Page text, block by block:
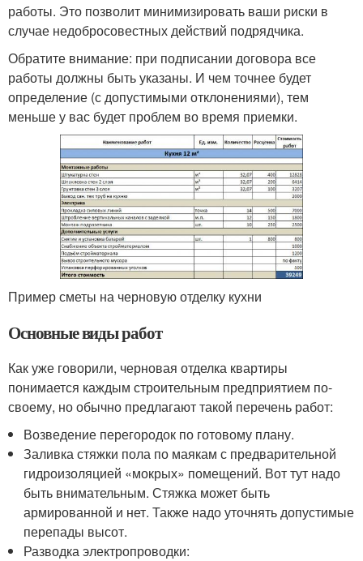
работы. Это позволит минимизировать ваши риски в
случае недобросовестных действий подрядчика.
Обратите внимание: при подписании договора все
работы должны быть указаны. И чем точнее будет
определение (с допустимыми отклонениями), тем
меньше у вас будет проблем во время приемки.
Пример сметы на черновую отделку кухни
Основные виды работ
Как уже говорили, черновая отделка квартиры
понимается каждым строительным предприятием по-
своему, но обычно предлагают такой перечень работ:
Возведение перегородок по готовому плану.
Заливка стяжки пола по маякам с предварительной
гидроизоляцией «мокрых» помещений. Вот тут надо
быть внимательным. Стяжка может быть
армированной и нет. Также надо уточнять допустимые
перепады высот.
Разводка электропроводки: